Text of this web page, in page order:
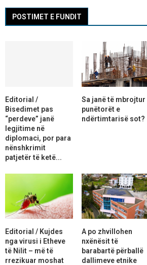
POSTIMET E FUNDIT
Editorial /
Bisedimet pas
“perdeve” janë
legjitime në
diplomaci, por para
nënshkrimit
patjetër të ketë...
Sa janë të mbrojtur
punëtorët e
ndërtimtarisë sot?
Editorial / Kujdes
nga virusi i Etheve
të Nilit – më të
rrezikuar moshat
A po zhvillohen
nxënësit të
barabartë përballë
dallimeve etnike